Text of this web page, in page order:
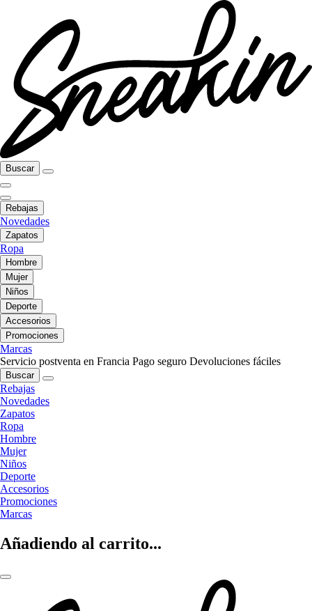
Buscar
Rebajas
Novedades
Zapatos
Ropa
Hombre
Mujer
Niños
Deporte
Accesorios
Promociones
Marcas
Servicio postventa en Francia Pago seguro Devoluciones fáciles
Buscar
Rebajas
Novedades
Zapatos
Ropa
Hombre
Mujer
Niños
Deporte
Accesorios
Promociones
Marcas
Añadiendo al carrito...